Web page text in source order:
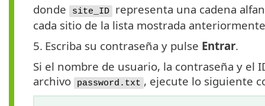
donde site_ID
representa una cadena
cada sitio de la lista mostrada anteriormente
5. Escriba su contraseña y pulse Entrar.
Si el nombre de usuario, la contraseña y el
archivo
password.txt , ejecute lo siguiente